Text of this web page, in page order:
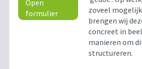
Open
formulier
zoveel
brengen wij
concreet in
manieren om
structureren.